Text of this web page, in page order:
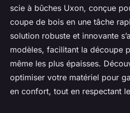
scie à bûches Uxon, conçue
coupe de bois en une tâche
solution robuste et innovante
modèles, facilitant la découpe
même les plus épaisses.
optimiser votre matériel pour
en confort, tout en respectant